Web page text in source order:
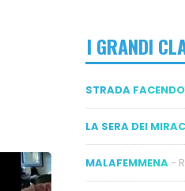
I GRANDI
STRADA FACENDO
LA SERA DEI
MALAFEMMENA -